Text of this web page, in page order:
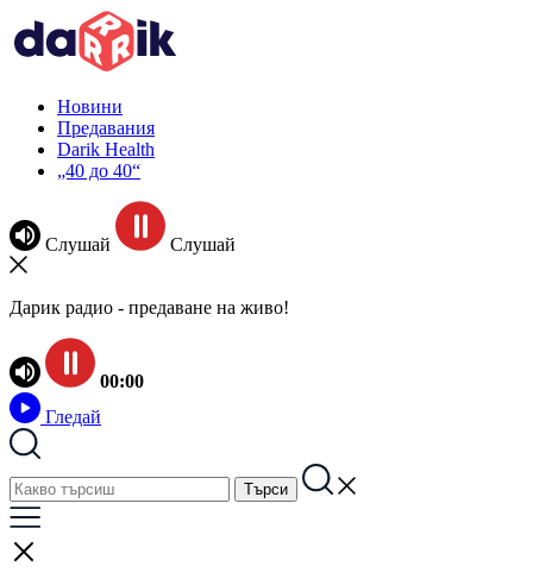
Новини
Предавания
Darik Health
„40 до 40“
Слушай Слушай
Дарик радио - предаване на живо!
00:00
Гледай